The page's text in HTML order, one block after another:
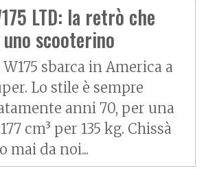
Adly
Aspes
Baotian
LTD: la retrò che
scooterino
sbarca in America a
Lo stile è sempre
anni 70, per una
cm³ per 135 kg. Chissà
mai da noi...